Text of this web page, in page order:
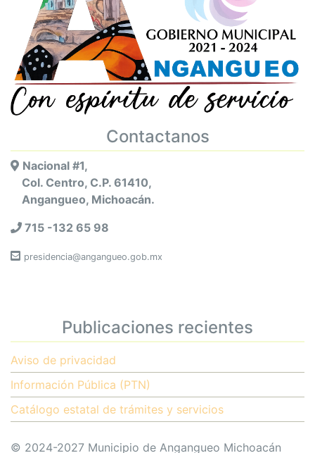
Contactanos
Nacional #1,
Col. Centro, C.P. 61410,
Angangueo, Michoacán.
715 -132 65 98
presidencia@angangueo.gob.mx
Publicaciones recientes
Aviso de privacidad
Información Pública (PTN)
Catálogo estatal de trámites y servicios
© 2024-2027 Municipio de Angangueo Michoacán